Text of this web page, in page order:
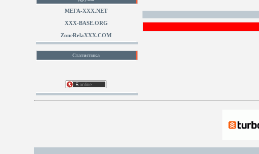
МЕГА-ХХХ.NET
XXX-BASE.ORG
ZoneRelaXXX.COM
Статистика